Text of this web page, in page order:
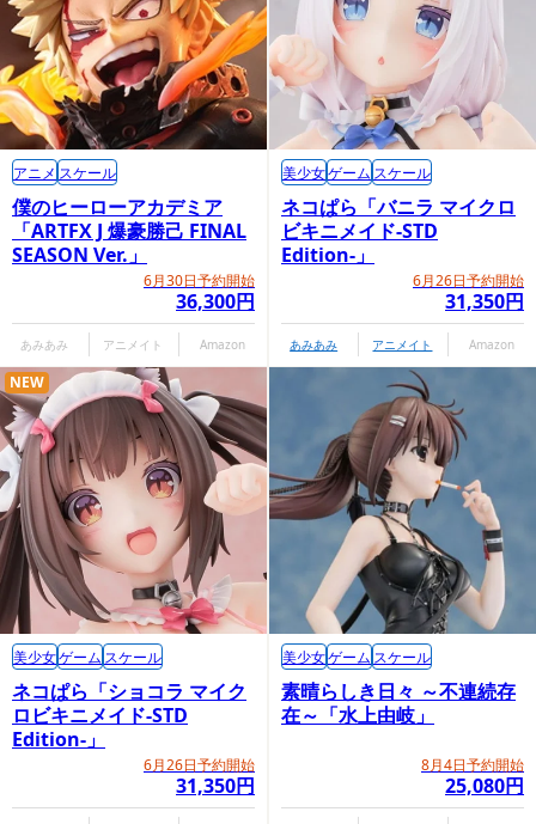
僕のヒーローアカデミア
「ARTFX J 爆豪勝己 FINAL
SEASON Ver.」
6月30日予約開始
36,300円
アニメ スケール
あみあみ アニメイト Amazon
ネコぱら「バニラ マイクロ
ビキニメイド-STD
Edition-」
6月26日予約開始
31,350円
美少女ゲーム スケール
あみあみ アニメイト Amazon
ネコぱら「ショコラ マイク
ロビキニメイド-STD
Edition-」
6月26日予約開始
31,350円
NEW
美少女ゲーム スケール
素晴らしき日々 ～不連続存
在～「水上由岐」
8月4日予約開始
25,080円
美少女ゲーム スケール